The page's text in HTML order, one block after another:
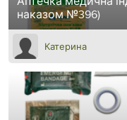
наказом №396)
Катерина